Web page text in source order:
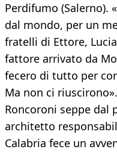
Perdifumo (Salerno).
dal mondo, per un
fratelli di Ettore,
fattore arrivato da
fecero di tutto per
Ma non ci
Roncoroni seppe dal
architetto
Calabria fece un